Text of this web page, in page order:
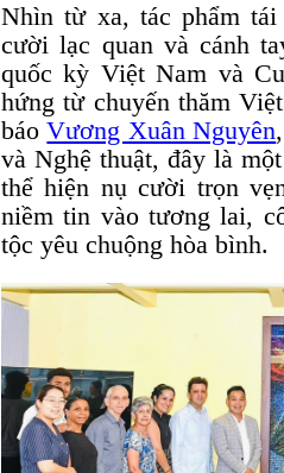
Nhìn từ xa, tác phẩm
cười lạc quan và cánh
quốc kỳ Việt Nam và
hứng từ chuyến thăm
báoVương Xuân Nguyên
và Nghệ thuật, đây là
thể hiện nụ cười trọn
niềm tin vào tương lai,
tộc yêu chuộng hòa bình.